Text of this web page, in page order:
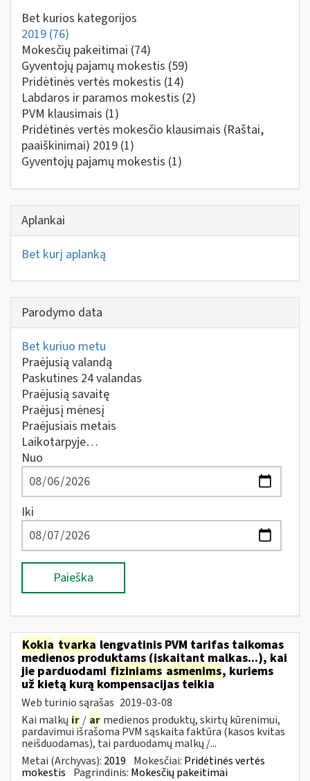
Bet kurios kategorijos
2019 (76)
Mokesčių pakeitimai (74)
Gyventojų pajamų mokestis (59)
Pridėtinės vertės mokestis (14)
Labdaros ir paramos mokestis (2)
PVM klausimais (1)
Pridėtinės vertės mokesčio klausimais (Raštai,
paaiškinimai) 2019 (1)
Gyventojų pajamų mokestis (1)
Aplankai
Bet kurį aplanką
Parodymo data
Bet kuriuo metu
Praėjusią valandą
Paskutines 24 valandas
Praėjusią savaitę
Praėjusį mėnesį
Praėjusiais metais
Laikotarpyje…
Nuo
Iki
Paieška
Kokia tvarka lengvatinis PVM tarifas taikomas
medienos produktams (įskaitant malkas...), kai
jie parduodami fiziniams asmenims, kuriems
už kietą kurą kompensacijas teikia
Web turinio sąrašas 2019-03-08
Kai malkų ir / ar medienos produktų, skirtų kūrenimui,
pardavimui išrašoma PVM sąskaita faktūra (kasos kvitas
neišduodamas), tai parduodamų malkų /...
Metai (Archyvas): 2019 Mokesčiai: Pridėtinės vertės
mokestis Pagrindinis: Mokesčių pakeitimai